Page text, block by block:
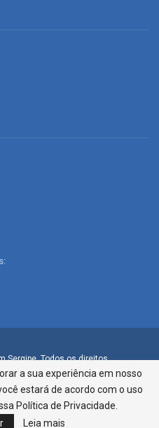
Sergipe. Todos os direitos
276, Bairro São José |
79.2106.8000 - CI Centro de
LTDA
a sua experiência em nosso
estará de acordo com o uso
Política de Privacidade.
Leia mais